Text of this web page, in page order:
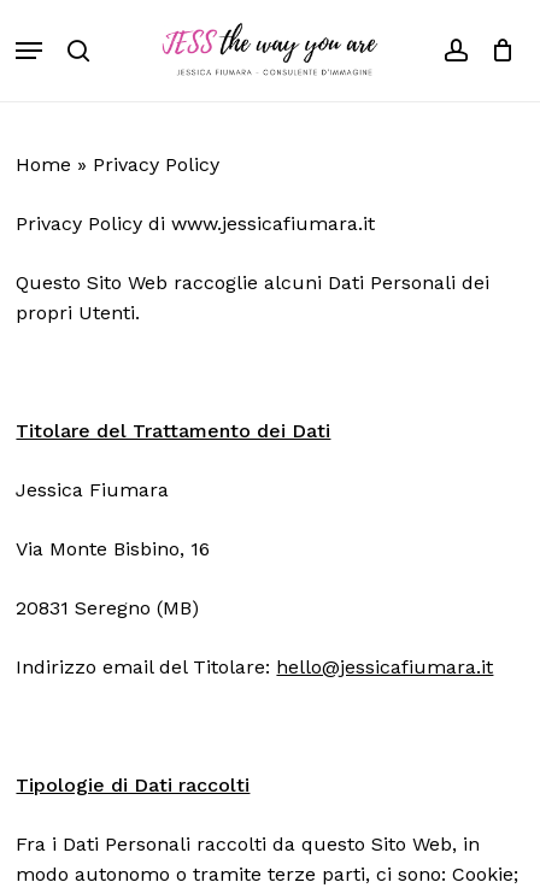
to
search
Menu
Home » Privacy Policy
Privacy Policy diwww.jessicafiumara.it
Questo Sito Web raccoglie alcuni Dati Personali dei
propri Utenti.
Titolare del Trattamento dei Dati
Jessica Fiumara
Via Monte Bisbino, 16
20831 Seregno (MB)
Indirizzo email del Titolare: hello@jessicafiumara.it
Tipologie di Dati raccolti
Fra i Dati Personali raccolti da questo Sito Web, in
modo autonomo o tramite terze parti, ci sono: Cookie;